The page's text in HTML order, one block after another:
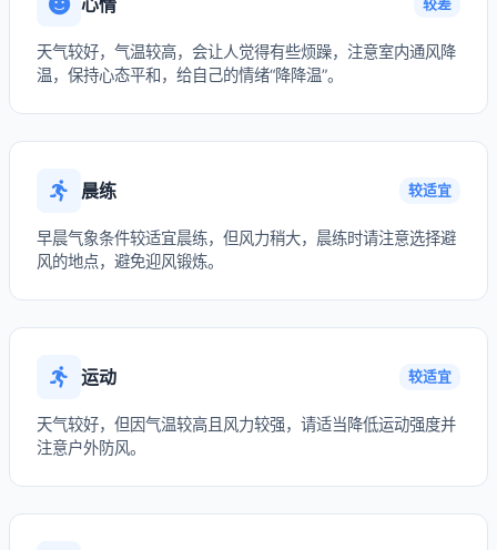
较差
天气较好，气温较高，会让人觉得有些烦躁，注意室内通风降
温，保持心态平和，给自己的情绪“降降温”。
晨练 较适宜
早晨气象条件较适宜晨练，但风力稍大，晨练时请注意选择避
风的地点，避免迎风锻炼。
运动 较适宜
天气较好，但因气温较高且风力较强，请适当降低运动强度并
注意户外防风。